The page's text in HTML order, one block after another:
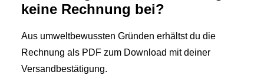
keine Rechnung bei?
Aus umweltbewussten Gründen erhältst du die
Rechnung als PDF zum Download mit deiner
Versandbestätigung.